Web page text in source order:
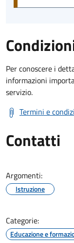
Per conoscere i
informazioni
servizio.
Termini e
Contatti
Argomenti:
Istruzione
Categorie:
Educazione e